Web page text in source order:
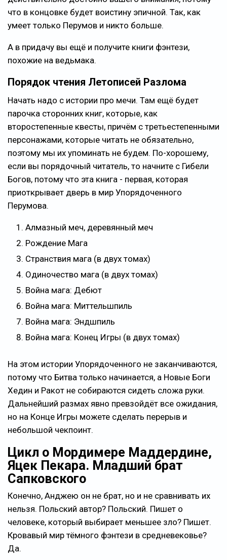
что в концовке будет воистину эпичной. Так, как
умеет только Перумов и никто больше.
А в придачу вы ещё и получите книги фэнтези,
похожие на ведьмака.
Порядок чтения Летописей Разлома
Начать надо с истории про мечи. Там ещё будет
парочка сторонних книг, которые, как
второстепенные квесты, причём с третьестепенными
персонажами, которые читать не обязательно,
поэтому мы их упоминать не будем. По-хорошему,
если вы порядочный читатель, то начните с Гибели
Богов, потому что эта книга - первая, которая
приоткрывает дверь в мир Упорядоченного
Перумова.
Алмазный меч, деревянный меч
Рождение Мага
Странствия мага (в двух томах)
Одиночество мага (в двух томах)
Война мага: Дебют
Война мага: Миттельшпиль
Война мага: Эндшпиль
Война мага: Конец Игры (в двух томах)
На этом истории Упорядоченного не заканчиваются,
потому что Битва только начинается, а Новые Боги
Хедин и Ракот не собираются сидеть сложа руки.
Дальнейший размах явно превзойдёт все ожидания,
но на Конце Игры можете сделать перерыв и
небольшой чекпоинт.
Цикл о Мордимере Маддердине,
Яцек Пекара. Младший брат
Сапковского
Конечно, Анджею он не брат, но и не сравнивать их
нельзя. Польский автор? Польский. Пишет о
человеке, который выбирает меньшее зло? Пишет.
Кровавый мир тёмного фэнтези в средневековье?
Да.